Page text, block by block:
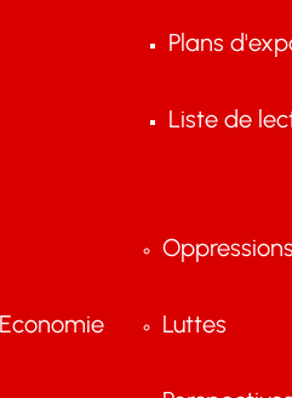
Plans
Liste de
Oppressions
Luttes